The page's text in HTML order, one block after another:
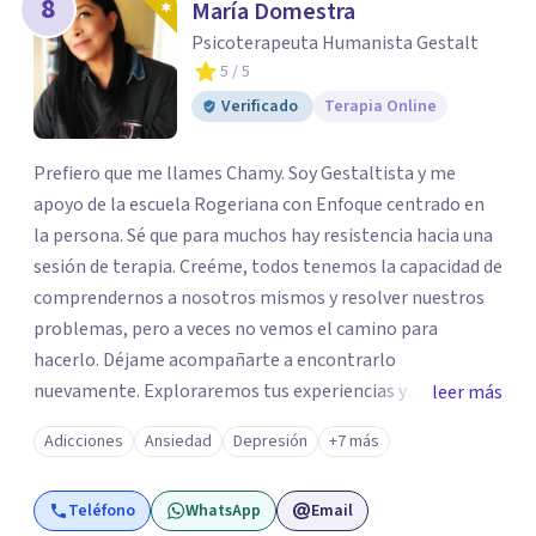
8 María Domestra
Psicoterapeuta Humanista Gestalt
5 / 5
Verificado
Terapia Online
Prefiero que me llames Chamy. Soy Gestaltista y me
apoyo de la escuela Rogeriana con Enfoque centrado en
la persona. Sé que para muchos hay resistencia hacia una
sesión de terapia. Creéme, todos tenemos la capacidad de
comprendernos a nosotros mismos y resolver nuestros
problemas, pero a veces no vemos el camino para
hacerlo. Déjame acompañarte a encontrarlo
nuevamente. Exploraremos tus experiencias y
emociones; encontrar en la novedad otra forma de
responder a ellas y enfrentarlas hoy es a lo que te invito.
Reinventarse es una opción. La relación que
construyamos tú y yo basada en la confianza, honestidad
leer más
Adicciones Ansiedad Depresión +7 más
Teléfono WhatsApp Email